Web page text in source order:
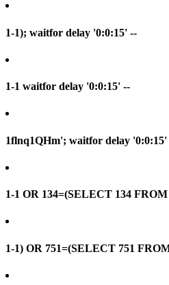
1-1); waitfor delay '0:0:15' --
1-1 waitfor delay '0:0:15' --
1flnq1QHm'; waitfor delay '0:0:15'
1-1 OR 134=(SELECT 134
1-1) OR 751=(SELECT 751